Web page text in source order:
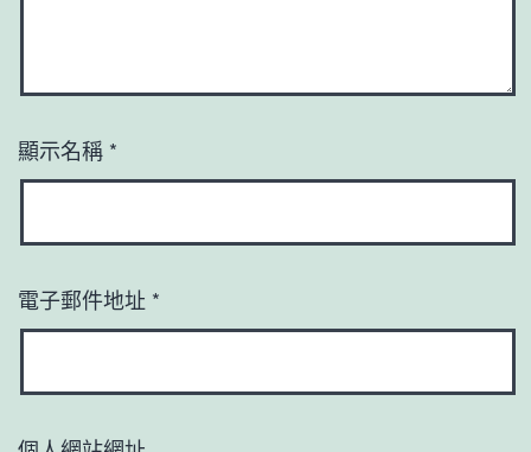
顯示名稱 *
電子郵件地址 *